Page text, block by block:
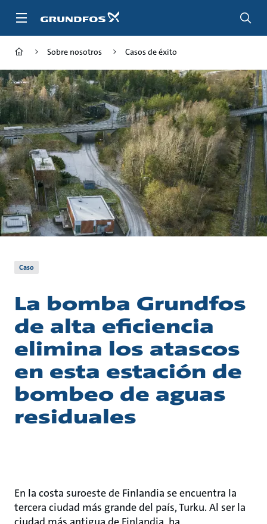
Sobre nosotros Casos de éxito
Caso
La bomba Grundfos
de alta eficiencia
elimina los atascos
en esta estación de
bombeo de aguas
residuales
En la costa suroeste de Finlandia se encuentra la
tercera ciudad más grande del país, Turku. Al ser la